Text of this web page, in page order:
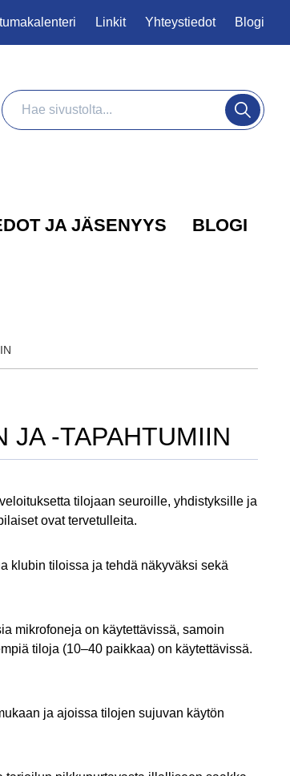
Linkit Yhteystiedot Blogi
Haku
Hae
JA JÄSENYYS BLOGI
JA -TAPAHTUMIIN
tilojaan seuroille, yhdistyksille ja
ovat tervetulleita.
klubin tiloissa ja tehdä näkyväksi sekä
mikrofoneja on käytettävissä, samoin
tiloja (10–40 paikkaa) on käytettävissä.
ja ajoissa tilojen sujuvan käytön